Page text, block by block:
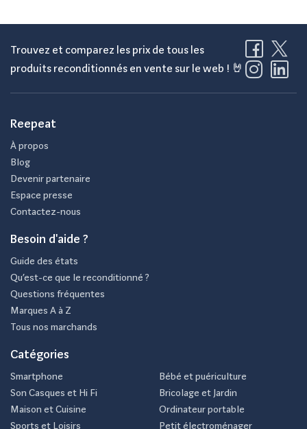
Trouvez et comparez les prix de tous les
produits reconditionnés en vente sur le web ! 🤘
Reepeat
À propos
Blog
Devenir partenaire
Espace presse
Contactez-nous
Besoin d'aide ?
Guide des états
Qu’est-ce que le reconditionné ?
Questions fréquentes
Marques A à Z
Tous nos marchands
Catégories
Smartphone
Son Casques et Hi Fi
Maison et Cuisine
Sports et Loisirs
Bébé et puériculture
Bricolage et Jardin
Ordinateur portable
Petit électroménager